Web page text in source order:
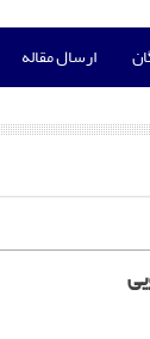
ارسال مقاله